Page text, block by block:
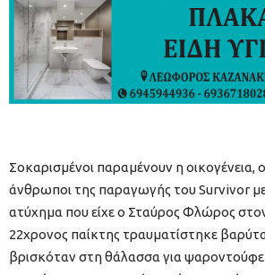
Σοκαρισμένοι παραμένουν η οικογένεια,
άνθρωποι της παραγωγής του Survivor
ατύχημα που είχε ο Σταύρος Φλώρος
22χρονος παίκτης τραυματίστηκε
βρισκόταν στη θάλασσα για